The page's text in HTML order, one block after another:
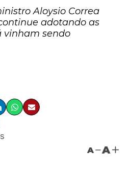
Aloysio Correa
adotando as
vinham sendo
A A